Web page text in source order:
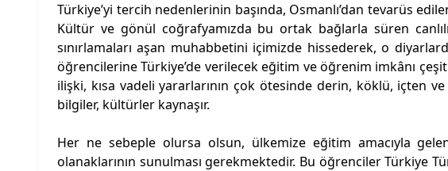
Türkiye’yi tercih nedenlerinin başında, Osmanlı’dan tevarüs
Kültür ve gönül coğrafyamızda bu ortak bağlarla süren
sınırlamaları aşan muhabbetini içimizde hissederek, o
öğrencilerine Türkiye’de verilecek eğitim ve öğrenim imkânı
ilişki, kısa vadeli yararlarının çok ötesinde derin, köklü, içten
bilgiler, kültürler kaynaşır.
Her ne sebeple olursa olsun, ülkemize eğitim amacıyla
olanaklarının sunulması gerekmektedir. Bu öğrenciler Türkiye